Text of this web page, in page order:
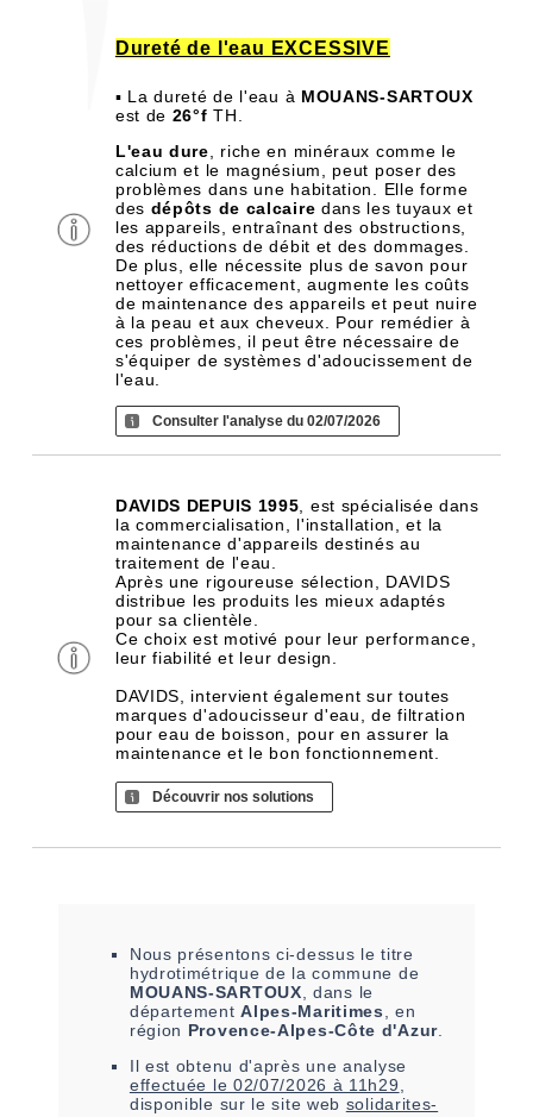
Dureté de l'eau EXCESSIVE
▪ La dureté de l'eau à MOUANS-SARTOUX
est de 26°f TH.
L'eau dure , riche en minéraux comme le
calcium et le magnésium, peut poser des
problèmes dans une habitation. Elle forme
des dépôts de calcaire dans les tuyaux et
les appareils, entraînant des obstructions,
des réductions de débit et des dommages.
De plus, elle nécessite plus de savon pour
nettoyer efficacement, augmente les coûts
de maintenance des appareils et peut nuire
à la peau et aux cheveux. Pour remédier à
ces problèmes, il peut être nécessaire de
s'équiper de systèmes d'adoucissement de
l'eau.
Consulter l'analyse du 02/07/2026
DAVIDS DEPUIS 1995 , est spécialisée dans
la commercialisation, l'installation, et la
maintenance d'appareils destinés au
traitement de l'eau.
Après une rigoureuse sélection, DAVIDS
distribue les produits les mieux adaptés
pour sa clientèle.
Ce choix est motivé pour leur performance,
leur fiabilité et leur design.
DAVIDS, intervient également sur toutes
marques d'adoucisseur d'eau, de filtration
pour eau de boisson, pour en assurer la
maintenance et le bon fonctionnement.
Découvrir nos solutions
Nous présentons ci-dessus le titre
hydrotimétrique de la commune de
MOUANS-SARTOUX , dans le
départementAlpes-Maritimes
, en
région Provence-Alpes-Côte d'Azur.
Il est obtenu d'après une analyse
effectuée le 02/07/2026 à 11h29
disponible sur le site web solidarites-